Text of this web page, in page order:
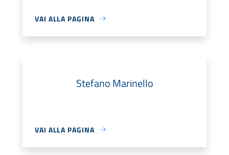
VAI ALLA PAGINA
Stefano Marinello
VAI ALLA PAGINA